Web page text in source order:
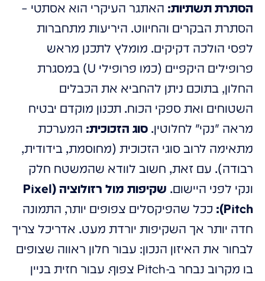
הסתרת תשתיות: האתגר העיקרי הוא אסתטי –
הסתרת הבקרים והחיווט. היריעות מתחברות
לפסי הולכה דקיקים. מומלץ לתכנן מראש
פרופילים היקפיים (כמו פרופילי U) במסגרת
החלון, בתוכם ניתן להחביא את הכבלים
השטוחים ואת ספקי הכוח. תכנון מוקדם יבטיח
מראה "נקי" לחלוטין. סוג הזכוכית: המערכת
מתאימה לרוב סוגי הזכוכית (מחוסמת, בידודית,
רבודה). עם זאת, חשוב לוודא שהמשטח חלק
ונקי לפני היישום.
שקיפות מול רזולוציה (Pixel
Pitch):
ככל שהפיקסלים צפופים יותר, התמונה
חדה יותר אך השקיפות יורדת מעט. אדריכל צריך
לבחור את האיזון הנכון: עבור חלון ראווה שצופים
בו מקרוב נבחר ב-Pitch צפוף. עבור חזית בניין